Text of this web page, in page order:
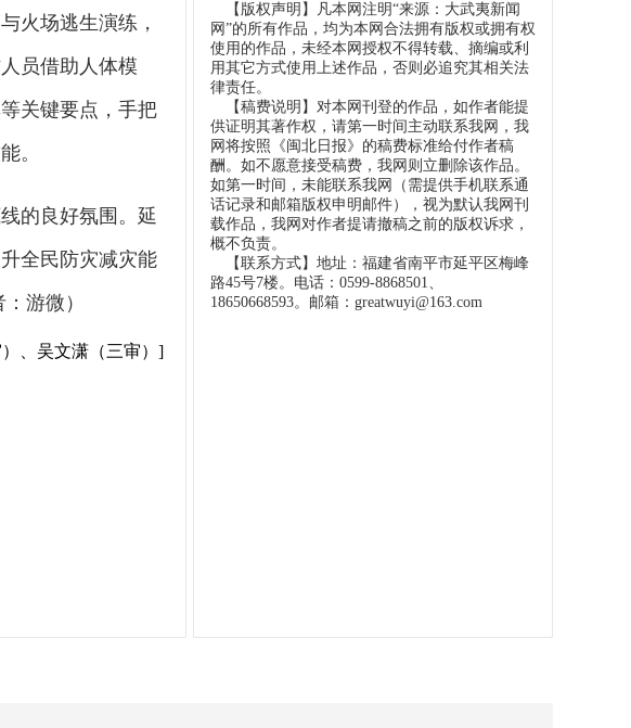
火场逃生演练，
员借助人体模
关键要点，手把
。
的良好氛围。延
全民防灾减灾能
游微）
、吴文潇（三审）]
【版权声明】凡本网注明“来源：大武夷新闻
网”的所有作品，均为本网合法拥有版权或拥有权
使用的作品，未经本网授权不得转载、摘编或利
用其它方式使用上述作品，否则必追究其相关法
律责任。
【稿费说明】对本网刊登的作品，如作者能提
供证明其著作权，请第一时间主动联系我网，我
网将按照《闽北日报》的稿费标准给付作者稿
酬。如不愿意接受稿费，我网则立删除该作品。
如第一时间，未能联系我网（需提供手机联系通
话记录和邮箱版权申明邮件），视为默认我网刊
载作品，我网对作者提请撤稿之前的版权诉求，
概不负责。
【联系方式】地址：福建省南平市延平区梅峰
路45号7楼。电话：0599-8868501、
18650668593。邮箱：greatwuyi@163.com